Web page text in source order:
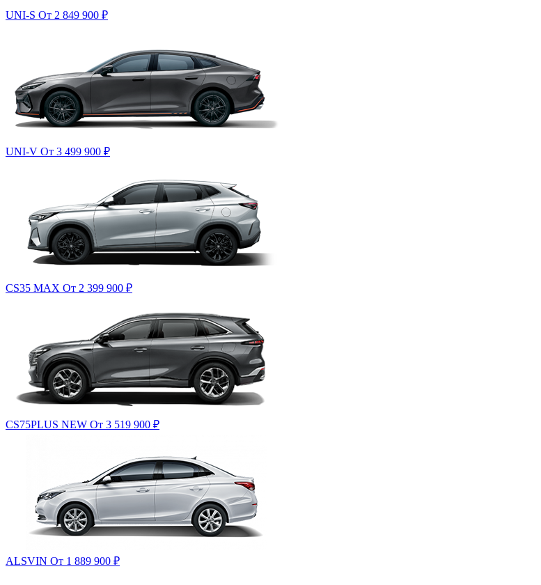
UNI-S От 2 849 900 ₽
UNI-V От 3 499 900 ₽
CS35 MAX От 2 399 900 ₽
CS75PLUS NEW От 3 519 900 ₽
ALSVIN От 1 889 900 ₽